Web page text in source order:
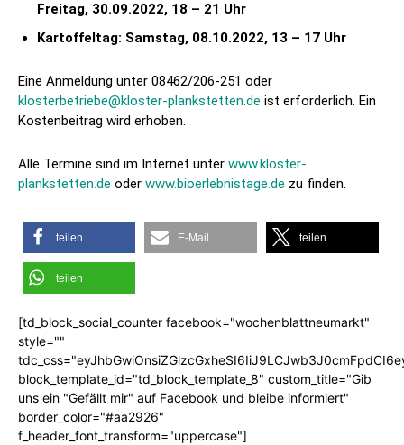
Freitag, 30.09.2022, 18 – 21 Uhr
Kartoffeltag: Samstag, 08.10.2022, 13 – 17 Uhr
Eine Anmeldung unter 08462/206-251 oder
klosterbetriebe@kloster-plankstetten.de ist erforderlich. Ein
Kostenbeitrag wird erhoben.
Alle Termine sind im Internet unter www.kloster-
plankstetten.de oder www.bioerlebnistage.de zu finden.
teilen E-Mail teilen
teilen
[td_block_social_counter facebook="wochenblattneumarkt"
style=""
block_template_id="td_block_template_8" custom_title="Gib
uns ein "Gefällt mir" auf Facebook und bleibe informiert"
border_color="#aa2926"
f_header_font_transform="uppercase"]